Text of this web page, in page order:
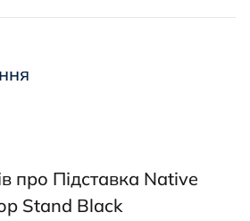
про Підставка Native
Stand Black